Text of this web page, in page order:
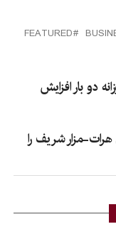
FEATURED
دو بار افزایش
مزار شریف را